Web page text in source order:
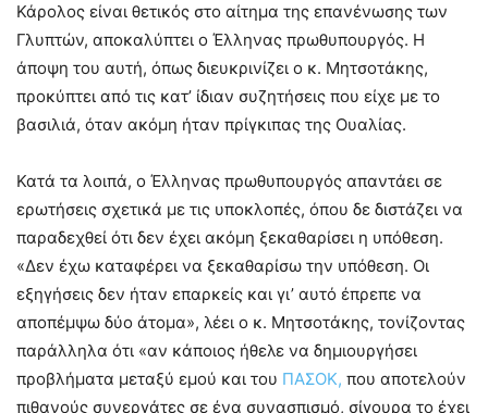
Κάρολος είναι θετικός στο αίτημα της επανένωσης των
Γλυπτών, αποκαλύπτει ο Έλληνας πρωθυπουργός. Η
άποψη του αυτή, όπως διευκρινίζει ο κ. Μητσοτάκης,
προκύπτει από τις κατ’ ίδιαν συζητήσεις που είχε με το
βασιλιά, όταν ακόμη ήταν πρίγκιπας της Ουαλίας.
Κατά τα λοιπά, ο Έλληνας πρωθυπουργός απαντάει σε
ερωτήσεις σχετικά με τις υποκλοπές, όπου δε διστάζει να
παραδεχθεί ότι δεν έχει ακόμη ξεκαθαρίσει η υπόθεση.
«Δεν έχω καταφέρει να ξεκαθαρίσω την υπόθεση. Οι
εξηγήσεις δεν ήταν επαρκείς και γι’ αυτό έπρεπε να
αποπέμψω δύο άτομα», λέει ο κ. Μητσοτάκης, τονίζοντας
παράλληλα ότι «αν κάποιος ήθελε να δημιουργήσει
προβλήματα μεταξύ εμού και του ΠΑΣΟΚ, που αποτελούν
πιθανούς συνεργάτες σε ένα συνασπισμό, σίγουρα το έχει